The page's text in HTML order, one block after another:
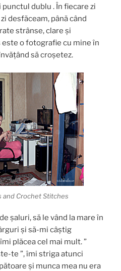
dublu . În fiecare zi
desfăceam, până când
strânse, clare și
o fotografie cu mine în
să croșetez.
and Crochet Stitches
șaluri, să le vând la mare în
și să-mi câștig
plăcea cel mai mult. ”
te ”, îmi striga atunci
și munca mea nu era